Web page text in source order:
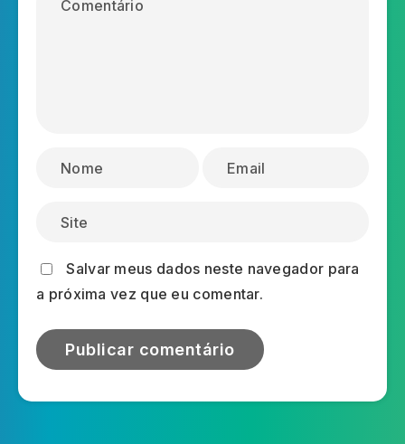
Salvar meus dados neste navegador para
a próxima vez que eu comentar.